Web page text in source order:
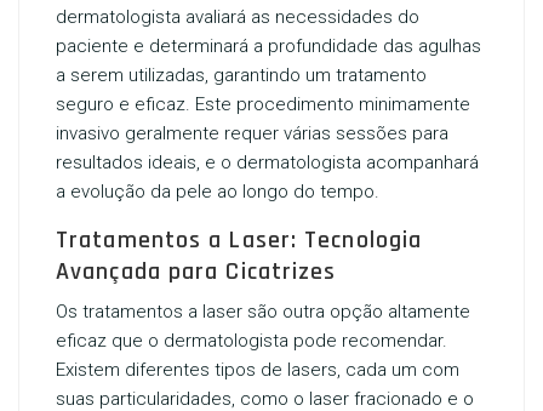
dermatologista avaliará as necessidades do
paciente e determinará a profundidade das agulhas
a serem utilizadas, garantindo um tratamento
seguro e eficaz. Este procedimento minimamente
invasivo geralmente requer várias sessões para
resultados ideais, e o dermatologista acompanhará
a evolução da pele ao longo do tempo.
Tratamentos a Laser: Tecnologia
Avançada para Cicatrizes
Os tratamentos a laser são outra opção altamente
eficaz que o dermatologista pode recomendar.
Existem diferentes tipos de lasers, cada um com
suas particularidades, como o laser fracionado e o